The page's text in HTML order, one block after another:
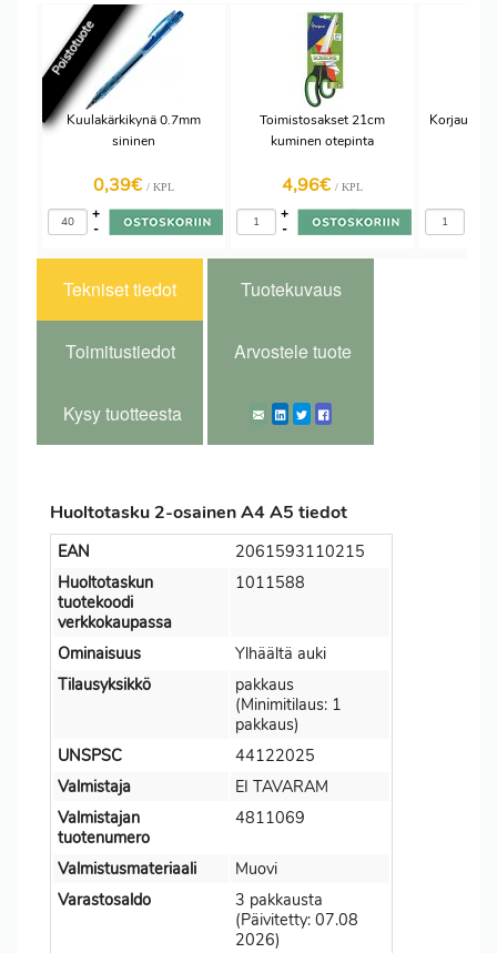
Poistotuote
Kuulakärkikynä 0.7mm
sininen
0,39€ / KPL
-
+
Toimistosakset 21cm
kuminen otepinta
4,96€ / KPL
-
+
Tekniset tiedot Tuotekuvaus
Toimitustiedot Arvostele tuote
Kysy tuotteesta
Huoltotasku 2-osainen A4 A5 tiedot
EAN
2061593110215
Huoltotaskun
tuotekoodi
verkkokaupassa
1011588
Ominaisuus
Ylhäältä auki
Tilausyksikkö
pakkaus
(Minimitilaus: 1
pakkaus)
UNSPSC
44122025
Valmistaja
EI TAVARAM
Valmistajan
tuotenumero
4811069
Valmistusmateriaali
Muovi
Varastosaldo
3 pakkausta
(Päivitetty: 07.08
2026)